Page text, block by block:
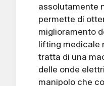
assolutamente
permette di
miglioramento
lifting medicale
tratta di una
delle onde
manipolo che